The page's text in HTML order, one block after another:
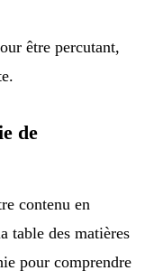
être percutant,
de
contenu en
table des matières
pour comprendre